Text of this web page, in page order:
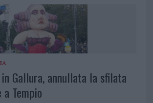
Gallura, annullata la sfilata
Tempio